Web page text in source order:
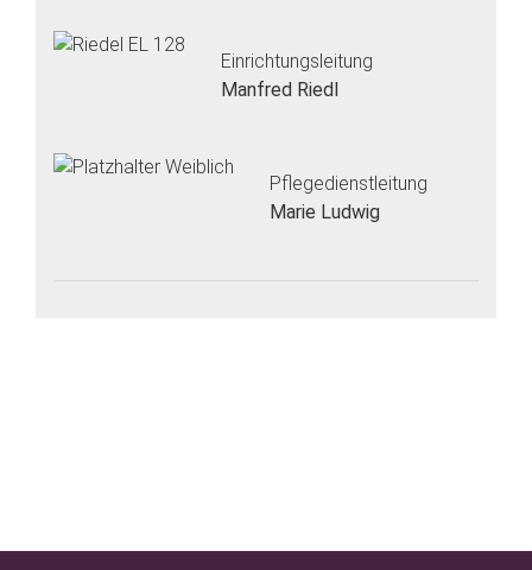
Einrichtungsleitung
Manfred Riedl
Pflegedienstleitung
Marie Ludwig